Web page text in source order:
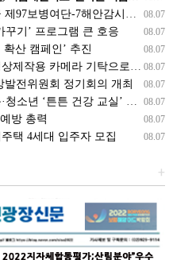
08.07
감시대대 방문… 밀입국 차단 공조 강화
08.07
꾸기’ 프로그램 큰 호응
08.07
산 캠페인’ 추진
08.07
라 기탁으로 영상 홍보 역량 강화
08.07
발전위원회 정기회의 개최
08.07
년 ‘튼튼 건강 교실’ 운영
08.07
방 총력
08.07
택 4세대 입주자 모집
+